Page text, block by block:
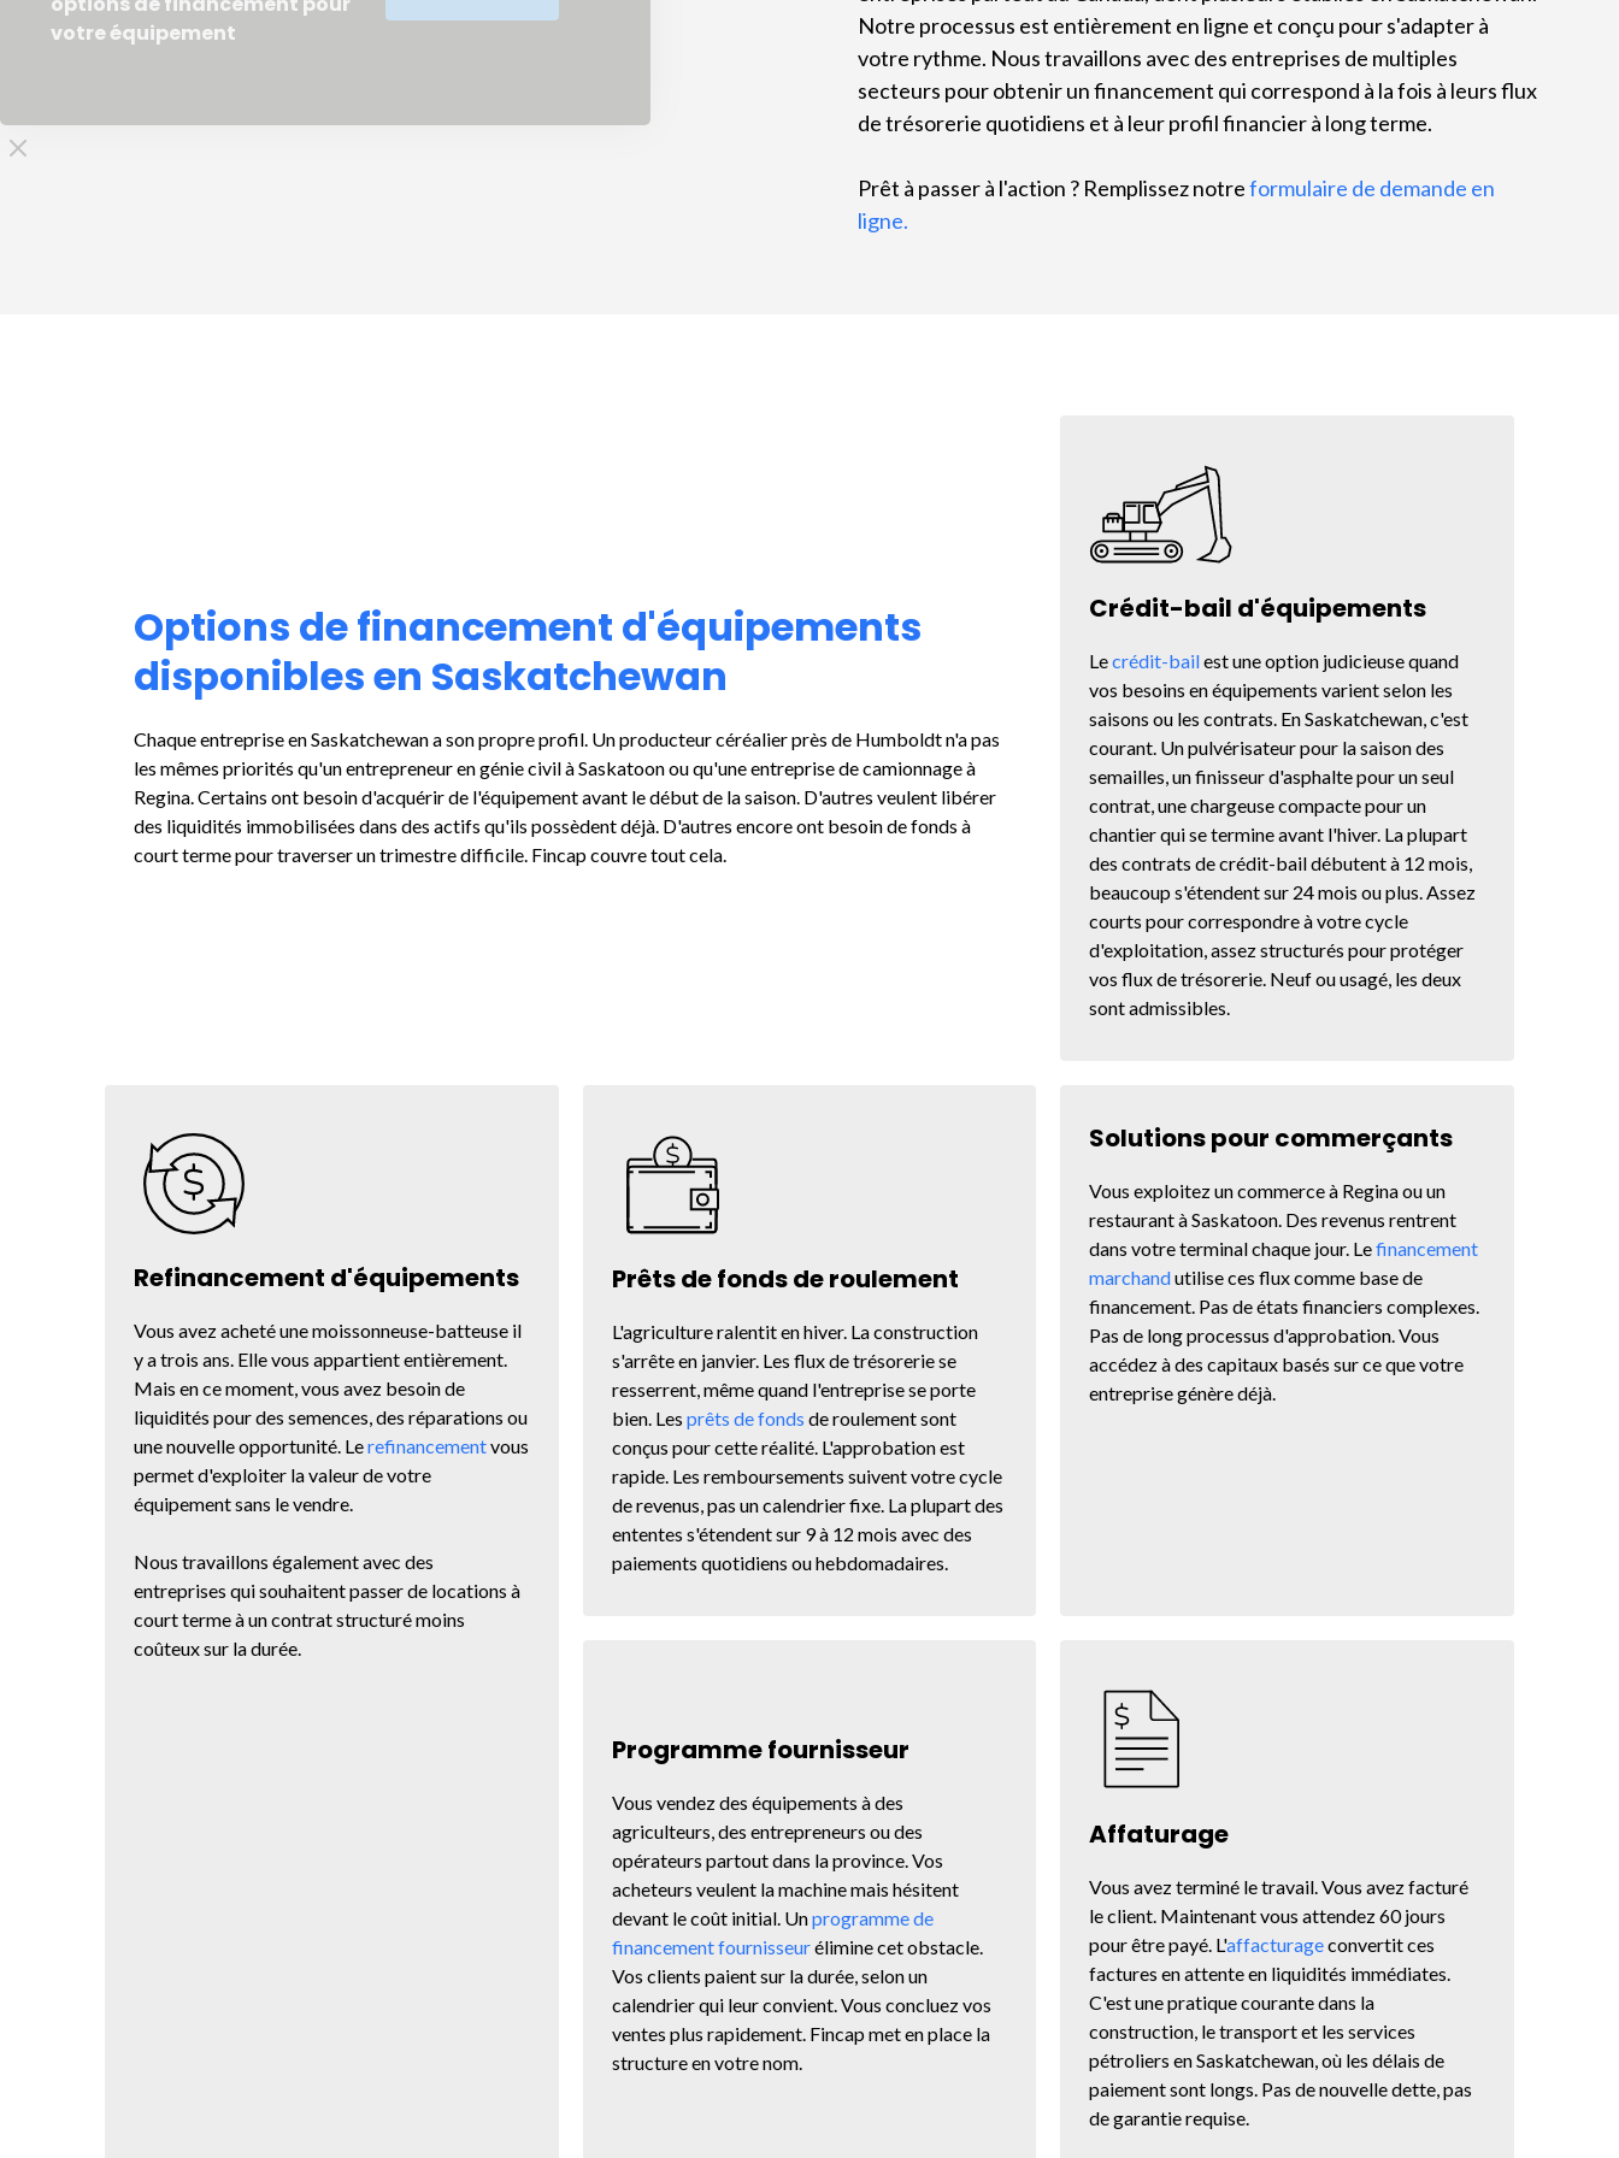
options de financement pour
votre équipement
Notre processus est entièrement en ligne et conçu pour s'adapter à
votre rythme. Nous travaillons avec des entreprises de multiples
secteurs pour obtenir un financement qui correspond à la fois à leurs flux
de trésorerie quotidiens et à leur profil financier à long terme.
Prêt à passer à l'action ? Remplissez notreformulaire de demande en
ligne.
Options de financement d'équipements
disponibles en Saskatchewan
Chaque entreprise en Saskatchewan a son propre profil. Un producteur céréalier près de Humboldt n'a pas
les mêmes priorités qu'un entrepreneur en génie civil à Saskatoon ou qu'une entreprise de camionnage à
Regina. Certains ont besoin d'acquérir de l'équipement avant le début de la saison. D'autres veulent libérer
des liquidités immobilisées dans des actifs qu'ils possèdent déjà. D'autres encore ont besoin de fonds à
court terme pour traverser un trimestre difficile. Fincap couvre tout cela.
Crédit-bail d'équipements
Lecrédit-bailest une option judicieuse quand
vos besoins en équipements varient selon les
saisons ou les contrats. En Saskatchewan, c'est
courant. Un pulvérisateur pour la saison des
semailles, un finisseur d'asphalte pour un seul
contrat, une chargeuse compacte pour un
chantier qui se termine avant l'hiver. La plupart
des contrats de crédit-bail débutent à 12 mois,
beaucoup s'étendent sur 24 mois ou plus. Assez
courts pour correspondre à votre cycle
d'exploitation, assez structurés pour protéger
vos flux de trésorerie. Neuf ou usagé, les deux
sont admissibles.
Refinancement d'équipements
Vous avez acheté une moissonneuse-batteuse il
y a trois ans. Elle vous appartient entièrement.
Mais en ce moment, vous avez besoin de
liquidités pour des semences, des réparations ou
une nouvelle opportunité. Lerefinancementvous
permet d'exploiter la valeur de votre
équipement sans le vendre.
Nous travaillons également avec des
entreprises qui souhaitent passer de locations à
court terme à un contrat structuré moins
coûteux sur la durée.
Prêts de fonds de roulement
L'agriculture ralentit en hiver. La construction
s'arrête en janvier. Les flux de trésorerie se
resserrent, même quand l'entreprise se porte
bien. Les prêts de fonds de roulement sont
conçus pour cette réalité. L'approbation est
rapide. Les remboursements suivent votre cycle
de revenus, pas un calendrier fixe. La plupart des
ententes s'étendent sur 9 à 12 mois avec des
paiements quotidiens ou hebdomadaires.
Solutions pour commerçants
Vous exploitez un commerce à Regina ou un
restaurant à Saskatoon. Des revenus rentrent
dans votre terminal chaque jour. Lefinancement
marchandutilise ces flux comme base de
financement. Pas de états financiers complexes.
Pas de long processus d'approbation. Vous
accédez à des capitaux basés sur ce que votre
entreprise génère déjà.
Programme fournisseur
Vous vendez des équipements à des
agriculteurs, des entrepreneurs ou des
opérateurs partout dans la province. Vos
acheteurs veulent la machine mais hésitent
devant le coût initial. Unprogramme de
financement fournisseurélimine cet obstacle.
Vos clients paient sur la durée, selon un
calendrier qui leur convient. Vous concluez vos
ventes plus rapidement. Fincap met en place la
structure en votre nom.
Affaturage
Vous avez terminé le travail. Vous avez facturé
le client. Maintenant vous attendez 60 jours
pour être payé. L'affacturageconvertit ces
factures en attente en liquidités immédiates.
C'est une pratique courante dans la
construction, le transport et les services
pétroliers en Saskatchewan, où les délais de
paiement sont longs. Pas de nouvelle dette, pas
de garantie requise.